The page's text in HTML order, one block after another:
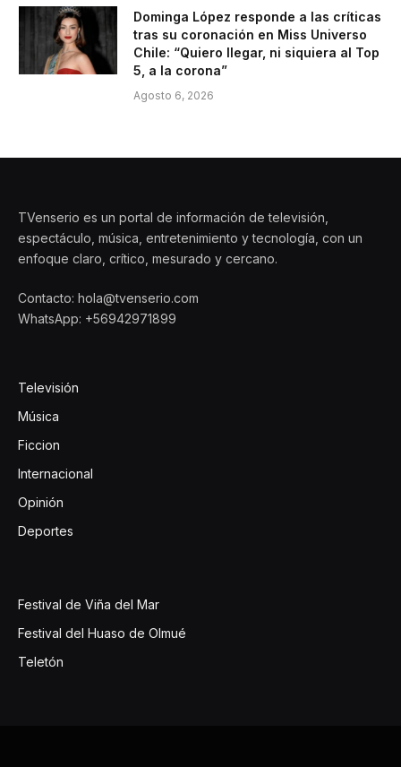
Dominga López responde a las críticas
tras su coronación en Miss Universo
Chile: “Quiero llegar, ni siquiera al Top
5, a la corona”
Agosto 6, 2026
TVenserio es un portal de información de televisión,
espectáculo, música, entretenimiento y tecnología, con un
enfoque claro, crítico, mesurado y cercano.
Contacto: hola@tvenserio.com
WhatsApp: +56942971899
Televisión
Música
Ficcion
Internacional
Opinión
Deportes
Festival de Viña del Mar
Festival del Huaso de Olmué
Teletón